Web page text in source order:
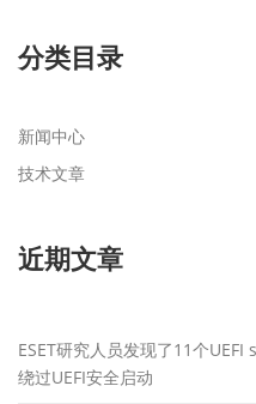
分类目录
新闻中心
技术文章
近期文章
ESET研究人员发现了11个
绕过UEFI安全启动